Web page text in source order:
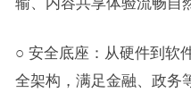
○ 安全底座：从硬件到软
全架构，满足金融、政务